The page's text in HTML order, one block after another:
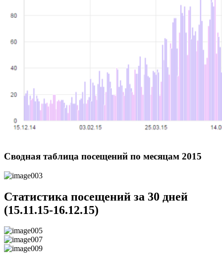
Сводная таблица посещений по месяцам 2015
Статистика посещений за 30 дней
(15.11.15-16.12.15)